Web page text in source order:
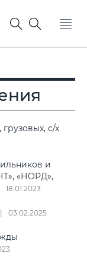
с/х
и
«НОРД»,
18.01.2023
03.02.2025